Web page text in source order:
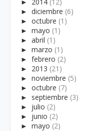
► diciembre (6)
► octubre (1)
► mayo (1)
► abril (1)
► marzo (1)
► febrero (2)
► 2013 (21)
► noviembre (5)
► octubre (7)
► septiembre (3)
► julio (2)
► junio (2)
► mayo (2)